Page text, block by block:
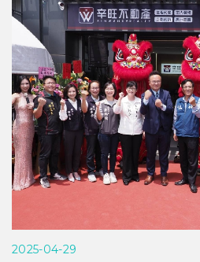
2025-04-29